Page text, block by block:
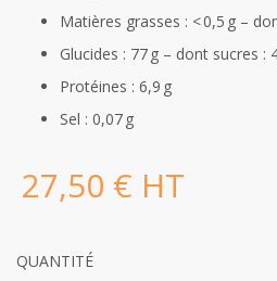
Matières grasses : < 0,5 g –
Glucides : 77 g – dont sucres :
Protéines : 6,9 g
Sel : 0,07 g
27,50 € HT
QUANTITÉ